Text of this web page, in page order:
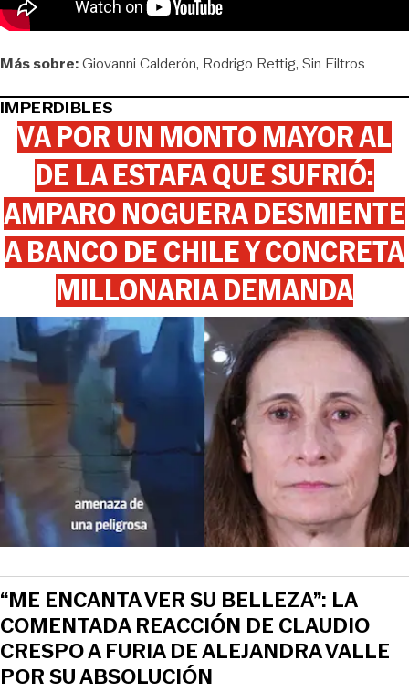
Más sobre:Giovanni Calderón Rodrigo Rettig Sin Filtros
IMPERDIBLES
VA POR UN MONTO MAYOR AL
DE LA ESTAFA QUE SUFRIÓ:
AMPARO NOGUERA DESMIENTE
A BANCO DE CHILE Y CONCRETA
MILLONARIA DEMANDA
“ME ENCANTA VER SU BELLEZA”: LA
COMENTADA REACCIÓN DE CLAUDIO
CRESPO A FURIA DE ALEJANDRA VALLE
POR SU ABSOLUCIÓN